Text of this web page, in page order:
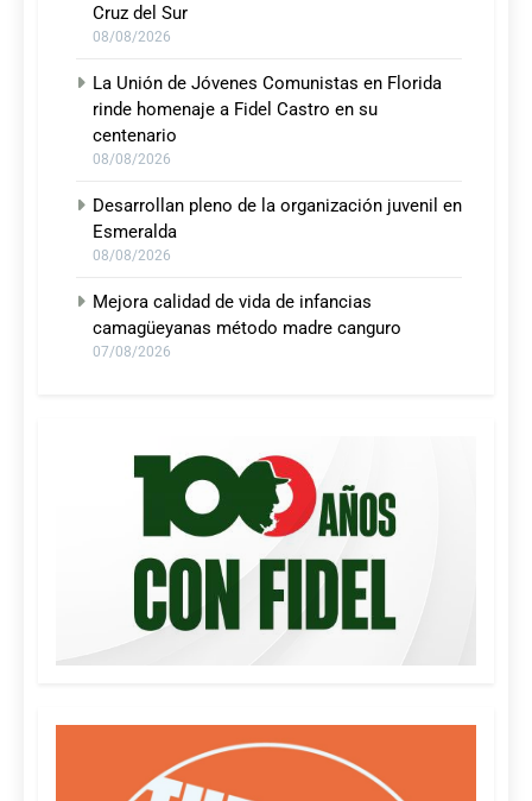
Cruz del Sur
08/08/2026
La Unión de Jóvenes Comunistas en Florida
rinde homenaje a Fidel Castro en su
centenario
08/08/2026
Desarrollan pleno de la organización juvenil en
Esmeralda
08/08/2026
Mejora calidad de vida de infancias
camagüeyanas método madre canguro
07/08/2026